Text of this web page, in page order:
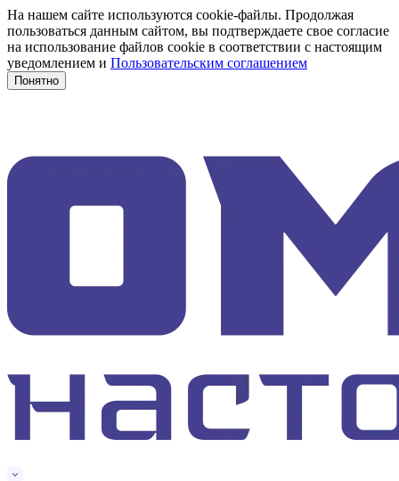
На нашем сайте используются cookie-файлы. Продолжая
пользоваться данным сайтом, вы подтверждаете свое согласие
на использование файлов cookie в соответствии с настоящим
уведомлением и Пользовательским соглашением
Понятно